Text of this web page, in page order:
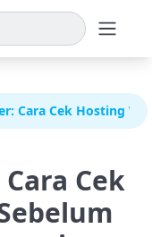
Cara Cek Hosting
Cek